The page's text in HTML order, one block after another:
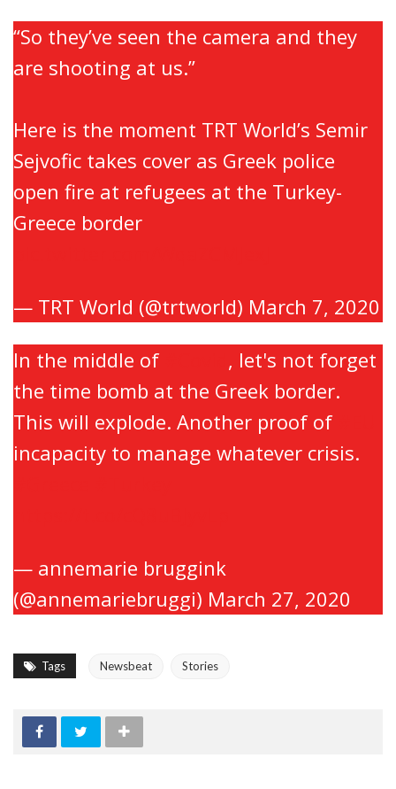
“So they’ve seen the camera and they
are shooting at us.”
Here is the moment TRT World’s Semir
Sejvofic takes cover as Greek police
open fire at refugees at the Turkey-
Greece border
— TRT World (@trtworld) March 7, 2020
In the middle of
, let's not forget
the time bomb at the Greek border.
This will explode. Another proof of
incapacity to manage whatever crisis.
— annemarie bruggink
(@annemariebruggi) March 27, 2020
Tags Newsbeat Stories